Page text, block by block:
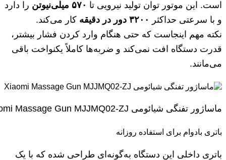
است. این موتور توان تولید نیرویی تا ۵۷۰ میلی‌نیوتن را دارد
و با سرعتی حداکثر
۳۲۰۰ دور در دقیقه کار می‌کند.
نکته مهم اینجاست که حتی هنگام وارد کردن فشار بیشتر،
قدرت دستگاه افت نمی‌کند و ضربه‌ها کاملاً یکنواخت باقی
می‌مانند.
ماساژور تفنگی شیائومی Xiaomi Massage Gun MJJMQ02-ZJ
باتری بادوام برای استفاده روزانه
باتری داخلی این دستگاه به‌گونه‌ای طراحی شده که با یک